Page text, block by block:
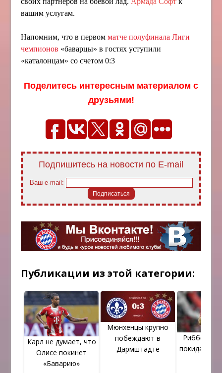
вашим услугам.
Напомним, что в первомматче полуфинала Лиги
чемпионов «баварцы» в гостях уступили
«каталонцам» со счетом 0:3
Поделитесь интересным материалом с
друзьями!
Подпишитесь на новости по E-mail
Ваш e-mail:
Публикации из этой категории:
Карл не думает, что
Олисе покинет
«Баварию»
Мюнхенцы крупно
побеждают в
Дармштадте
Риббери и
покидают